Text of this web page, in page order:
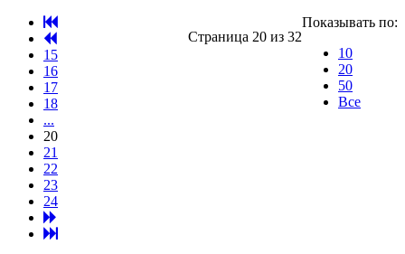
Показывать по:
10
20
50
Все
Страница 20 из 32
15
16
17
18
...
20
21
22
23
24